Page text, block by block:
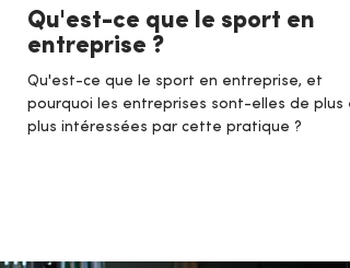
Qu'est-ce que le sport en
entreprise ?
Qu'est-ce que le sport en entreprise, et
pourquoi les entreprises sont-elles de plus
plus intéressées par cette pratique ?